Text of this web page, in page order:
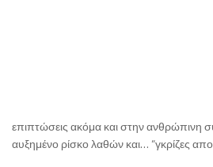
επιπτώσεις ακόμα και στην ανθρώπινη
αυξημένο ρίσκο λαθών και… “γκρίζες